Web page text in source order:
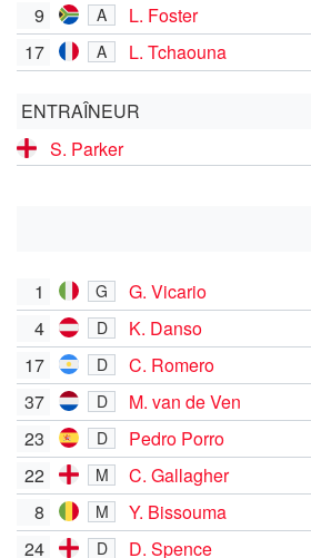
9
A L. Foster
17 A L. Tchaouna
ENTRAÎNEUR
S. Parker
1 G
G. Vicario
4
D K. Danso
17 D C. Romero
37 D M. van de Ven
23 D Pedro Porro
22 M C. Gallagher
8 M Y. Bissouma
24 D D. Spence